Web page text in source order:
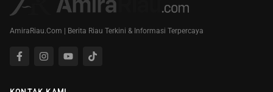
AmiraRiau.Com | Berita Riau Terkini & Informasi Terpercaya